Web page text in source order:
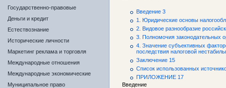
Государственно-правовые
Деньги и кредит
Естествознание
Исторические личности
Маркетинг реклама и торговля
Международные отношения
Международные экономические
Муниципальное право
Введение 3
1. Юридические основы
2. Видовое разнообразие
3. Полномочия законодательных
4. Значение субъективных
последствия налоговой
Заключение 15
Список использованных
ПРИЛОЖЕНИЕ 17
Введение